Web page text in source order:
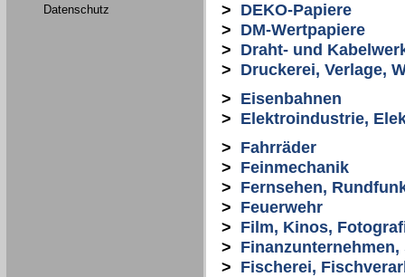
Datenschutz
> DEKO-Papiere
> DM-Wertpapiere
> Draht- und
> Druckerei, Verlage,
> Eisenbahnen
> Elektroindustrie,
> Fahrräder
> Feinmechanik
> Fernsehen,
> Feuerwehr
> Film, Kinos,
>
> Fischerei,